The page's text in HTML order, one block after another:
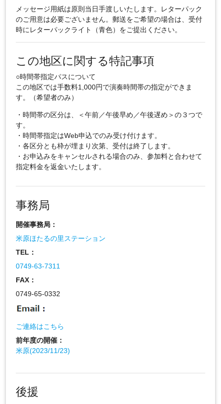
メッセージ用紙は原則当日手渡しいたします。レターパック
のご用意は必要ございません。郵送をご希望の場合は、受付
時にレターパックライト（青色）をご提出ください。
この地区に関する特記事項
○時間帯指定パスについて
この地区では手数料1,000円で演奏時間帯の指定ができま
す。（希望者のみ）
・時間帯の区分は、＜午前／午後早め／午後遅め＞の３つで
す。
・時間帯指定はWeb申込でのみ受け付けます。
・各区分とも枠が埋まり次第、受付は終了します。
・お申込みをキャンセルされる場合のみ、参加料と合わせて
指定料金を返金いたします。
事務局
開催事務局：
米原ほたるの里ステーション
TEL：
0749-63-7311
FAX：
0749-65-0332
ご連絡はこちら
前年度の開催：
米原(2023/11/23)
後援